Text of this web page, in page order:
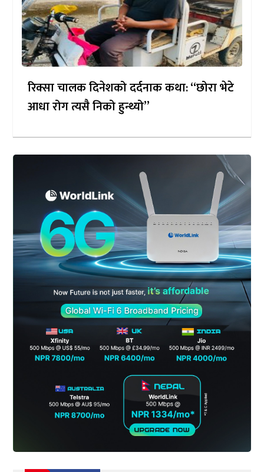
रिक्सा चालक दिनेशको दर्दनाक कथा: “छोरा भेटे
आधा रोग त्यसै निको हुन्थ्यो”